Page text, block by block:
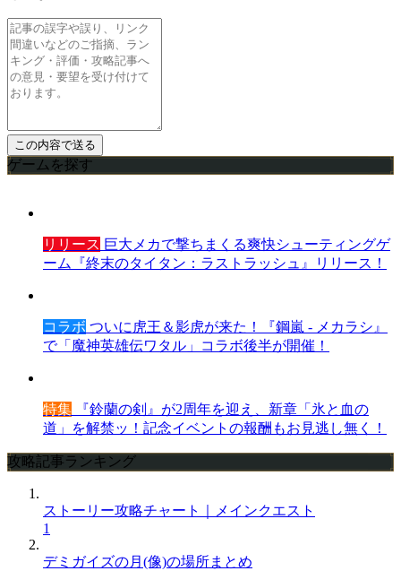
ゲームを探す
リリース 巨大メカで撃ちまくる爽快シューティングゲ
ーム『終末のタイタン：ラストラッシュ』リリース！
コラボ ついに虎王＆影虎が来た！『鋼嵐 - メカラシ』
で「魔神英雄伝ワタル」コラボ後半が開催！
特集 『鈴蘭の剣』が2周年を迎え、新章「氷と血の
道」を解禁ッ！記念イベントの報酬もお見逃し無く！
攻略記事ランキング
ストーリー攻略チャート｜メインクエスト
1
デミガイズの月(像)の場所まとめ